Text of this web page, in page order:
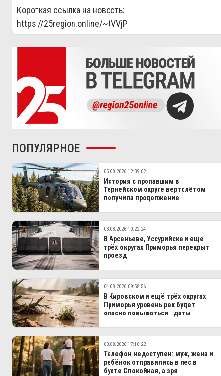
Короткая ссылка на новость:
https://25region.online/~tVVjP
ПОПУЛЯРНОЕ
05.08.2026 12:39:02
История с пропавшим в
Тернейском округе вертолётом
получила продолжение
03.08.2026 10:22:24
В Арсеньеве, Уссурийске и еще
трёх округах Приморья перекрыт
проезд
04.08.2026 09:58:56
В Кировском и ещё трёх округах
Приморья уровень рек будет
опасно повышаться - даты
03.08.2026 17:10:22
Телефон недоступен: муж, жена и
ребёнок отправились в лес в
бухте Спокойная, а зря